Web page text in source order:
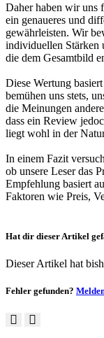
Daher haben wir uns
ein genaueres und
gewährleisten. Wir
individuellen Stärken
die dem Gesamtbild
Diese Wertung
bemühen uns stets,
die Meinungen
dass ein Review
liegt wohl in der
In einem Fazit
ob unsere Leser das
Empfehlung basiert
Faktoren wie Preis,
Hat dir dieser Artikel
Dieser Artikel hat
Fehler gefunden?